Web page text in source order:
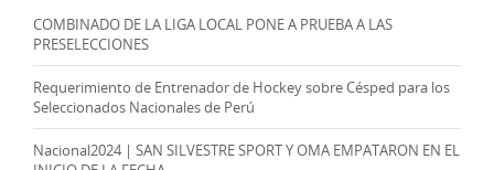
COMBINADO DE LA LIGA LOCAL PONE A PRUEBA A LAS
PRESELECCIONES
Requerimiento de Entrenador de Hockey sobre Césped para los
Seleccionados Nacionales de Perú
Nacional2024 | SAN SILVESTRE SPORT Y OMA EMPATARON EN EL